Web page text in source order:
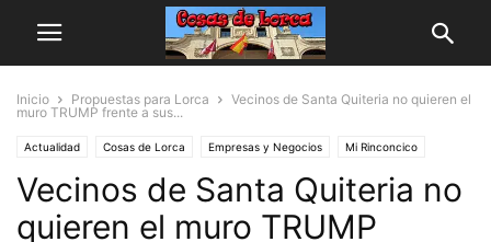
Inicio Propuestas para Lorca
Vecinos de Santa Quiteria no quieren el
muro TRUMP frente a sus...
Actualidad Cosas de Lorca Empresas y Negocios Mi Rinconcico
Jesús Pelegrín Monumentos y Casas Propuestas para Lorca
Vecinos de Santa Quiteria no
quieren el muro TRUMP